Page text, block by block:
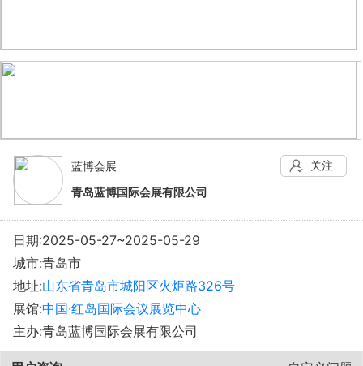
关注
蓝博会展
青岛蓝博国际会展有限公司
日期:2025-05-27~2025-05-29
城市:青岛市
地址:山东省青岛市城阳区火炬路326号
展馆:中国·红岛国际会议展览中心
主办:青岛蓝博国际会展有限公司